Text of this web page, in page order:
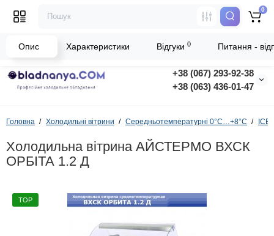
+38 (067) 293-92-38
+38 (063) 436-01-47
0
Головна Холодильні вітрини Середньотемпературні 0°C…+8°C
Холодильна вітрина АЙСТЕРМО ВХСК
ОРБІТА 1.2 Д
TOP
Опис Характеристики Відгуки 0 Питання -